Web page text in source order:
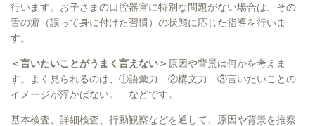
行います。お子さまの口腔器官に特別な問題がない場合は、その
舌の癖（誤って身に付けた習慣）の状態に応じた指導を行いま
す。
＜言いたいことがうまく言えない＞ 原因や背景は何かを考えま
す。よく見られるのは、①語彙力 ②構文力 ③言いたいことの
イメージが浮かばない。 などです。
基本検査、詳細検査、行動観察などを通して、原因や背景を推察